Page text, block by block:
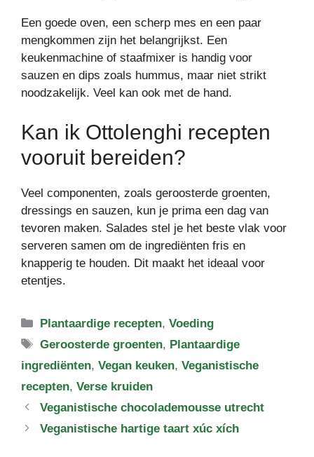
Een goede oven, een scherp mes en een paar
mengkommen zijn het belangrijkst. Een
keukenmachine of staafmixer is handig voor
sauzen en dips zoals hummus, maar niet strikt
noodzakelijk. Veel kan ook met de hand.
Kan ik Ottolenghi recepten
vooruit bereiden?
Veel componenten, zoals geroosterde groenten,
dressings en sauzen, kun je prima een dag van
tevoren maken. Salades stel je het beste vlak voor
serveren samen om de ingrediënten fris en
knapperig te houden. Dit maakt het ideaal voor
etentjes.
Categorieën
Plantaardige recepten,Voeding
Tags
Geroosterde groenten, Plantaardige
ingrediënten, Vegan keuken, Veganistische
recepten, Verse kruiden
Veganistische chocolademousse utrecht
Veganistische hartige taart xúc xích